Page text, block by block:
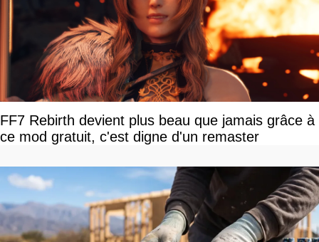
FF7 Rebirth devient plus beau que jamais grâce à
ce mod gratuit, c'est digne d'un remaster